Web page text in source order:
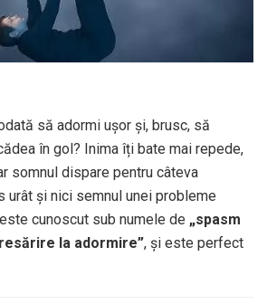
să adormi ușor și, brusc, să
în gol? Inima îți bate mai repede,
somnul dispare pentru câteva
urât și nici semnul unei probleme
cunoscut sub numele de „spasm
la adormire”, și este perfect